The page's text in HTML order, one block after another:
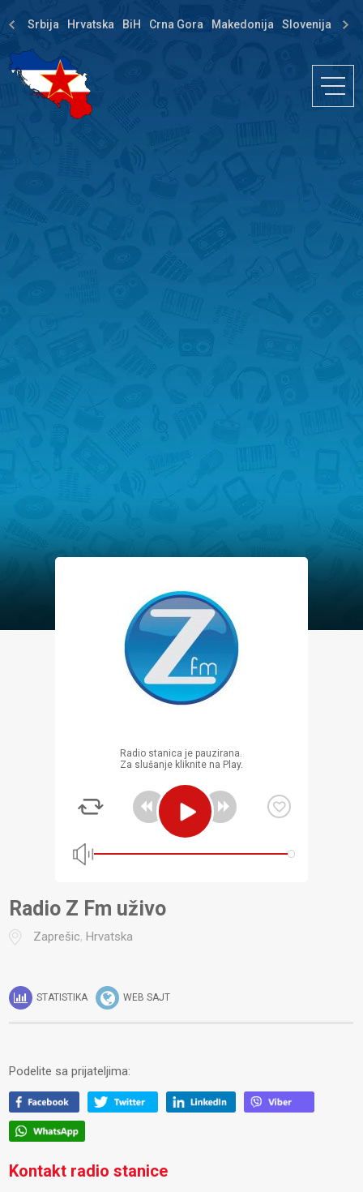
Srbija Hrvatska BiH Crna Gora Makedonija Slovenija
Radio stanica je pauzirana.
Za slušanje kliknite na Play.
Radio Z Fm uživo
Zaprešic,Hrvatska
STATISTIKA WEB SAJT
Podelite sa prijateljima:
Kontakt radio stanice